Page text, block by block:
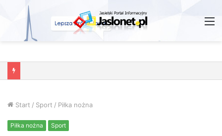
Start / Sport / Piłka nożna
Piłka nożna Sport